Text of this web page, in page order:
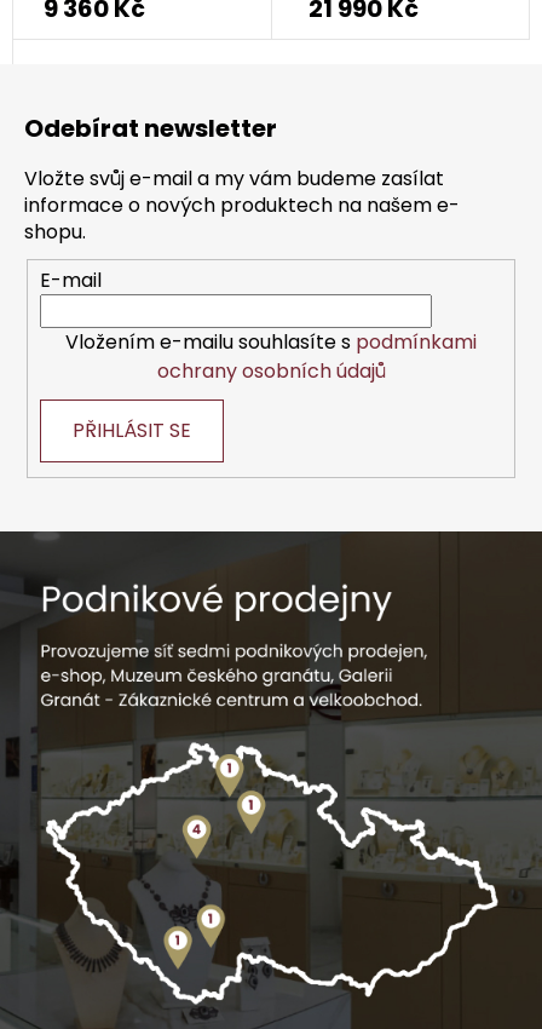
produktu
je
5
hvězdiček.
9 360 Kč 21 990 Kč
Odebírat newsletter
Vložte svůj e-mail a my vám budeme zasílat
informace o nových produktech na našem e-
shopu.
E-mail
Vložením e-mailu souhlasíte s podmínkami
ochrany osobních údajů
PŘIHLÁSIT SE